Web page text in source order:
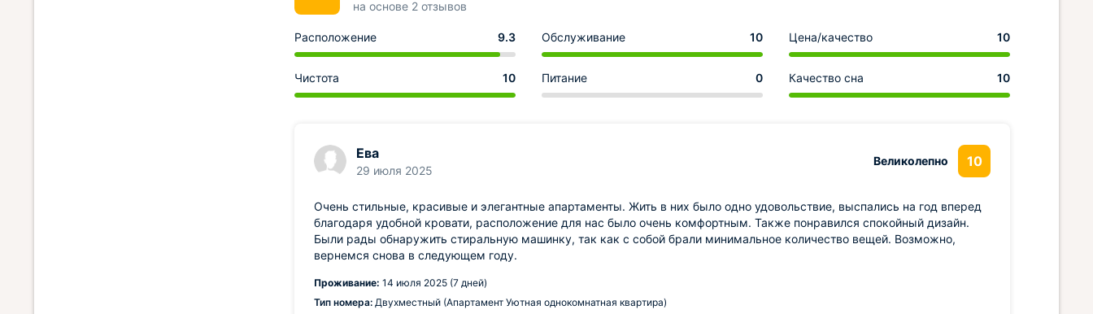
на основе 2 отзывов
Расположение 9.3 Обслуживание 10 Цена/качество 10
Чистота 10 Питание 0 Качество сна 10
Ева
29 июля 2025
Великолепно 10
Очень стильные, красивые и элегантные апартаменты. Жить в них было одно удовольствие, выспались на год вперед
благодаря удобной кровати, расположение для нас было очень комфортным. Также понравился спокойный дизайн.
Были рады обнаружить стиральную машинку, так как с собой брали минимальное количество вещей. Возможно,
вернемся снова в следующем году.
Проживание: 14 июля 2025 (7 дней)
Тип номера: Двухместный (Апартамент Уютная однокомнатная квартира)